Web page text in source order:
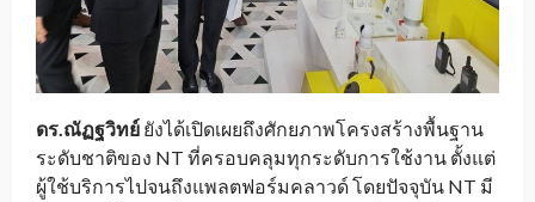
ดร.ณัฏฐวิทย์ ยังได้เปิดเผยถึงศักยภาพโครงสร้างพื้นฐาน
ระดับชาติของ NT ที่ครอบคลุมทุกระดับการใช้งาน ตั้งแต่
ผู้ใช้บริการไปจนถึงแพลตฟอร์มคลาวด์ โดยปัจจุบัน NT มี